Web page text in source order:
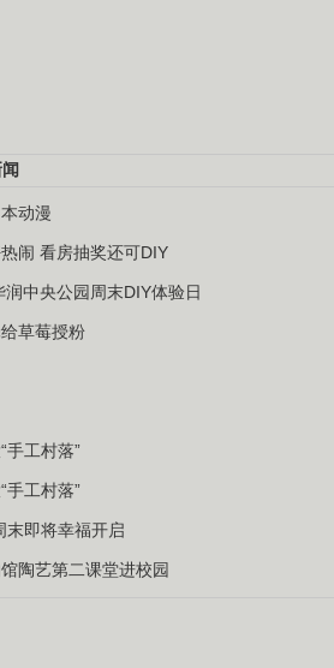
动漫
闹 看房抽奖还可DIY
中央公园周末DIY体验日
草莓授粉
手工村落”
手工村落”
末即将幸福开启
陶艺第二课堂进校园